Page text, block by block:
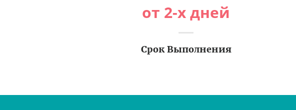
от 2-х дней
Срок Выполнения